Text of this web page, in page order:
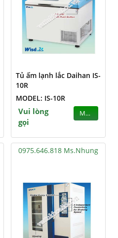
Tủ ấm lạnh lắc Daihan IS-
10R
MODEL: IS-10R
Vui lòng
gọi
MUA
0975.646.818 Ms.Nhung